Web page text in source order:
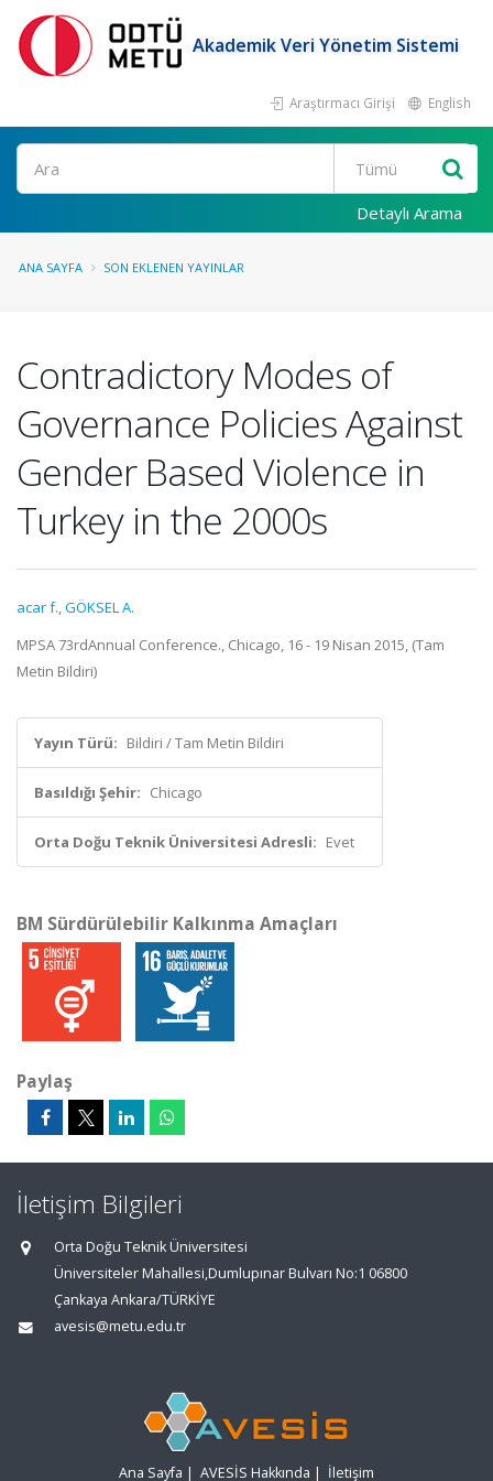
Akademik Veri Yönetim Sistemi
Araştırmacı Girişi English
Ara
Detaylı Arama
ANA SAYFA SON EKLENEN YAYINLAR
Contradictory Modes of
Governance Policies Against
Gender Based Violence in
Turkey in the 2000s
acar f.,GÖKSEL A.
MPSA 73rdAnnual Conference., Chicago, 16 - 19 Nisan 2015, (Tam
Metin Bildiri)
Yayın Türü: Bildiri / Tam Metin Bildiri
Basıldığı Şehir: Chicago
Orta Doğu Teknik Üniversitesi Adresli: Evet
BM Sürdürülebilir Kalkınma Amaçları
Paylaş
İletişim Bilgileri
Orta Doğu Teknik Üniversitesi
Üniversiteler Mahallesi,Dumlupınar Bulvarı No:1 06800
Çankaya Ankara/TÜRKİYE
avesis@metu.edu.tr
Ana Sayfa | AVESİS Hakkında | İletişim